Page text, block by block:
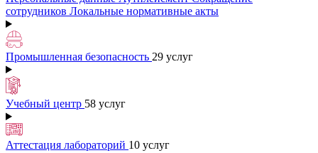
сотрудников Локальные нормативные акты
Промышленная безопасность 29 услуг
Учебный центр 58 услуг
Аттестация лабораторий 10 услуг